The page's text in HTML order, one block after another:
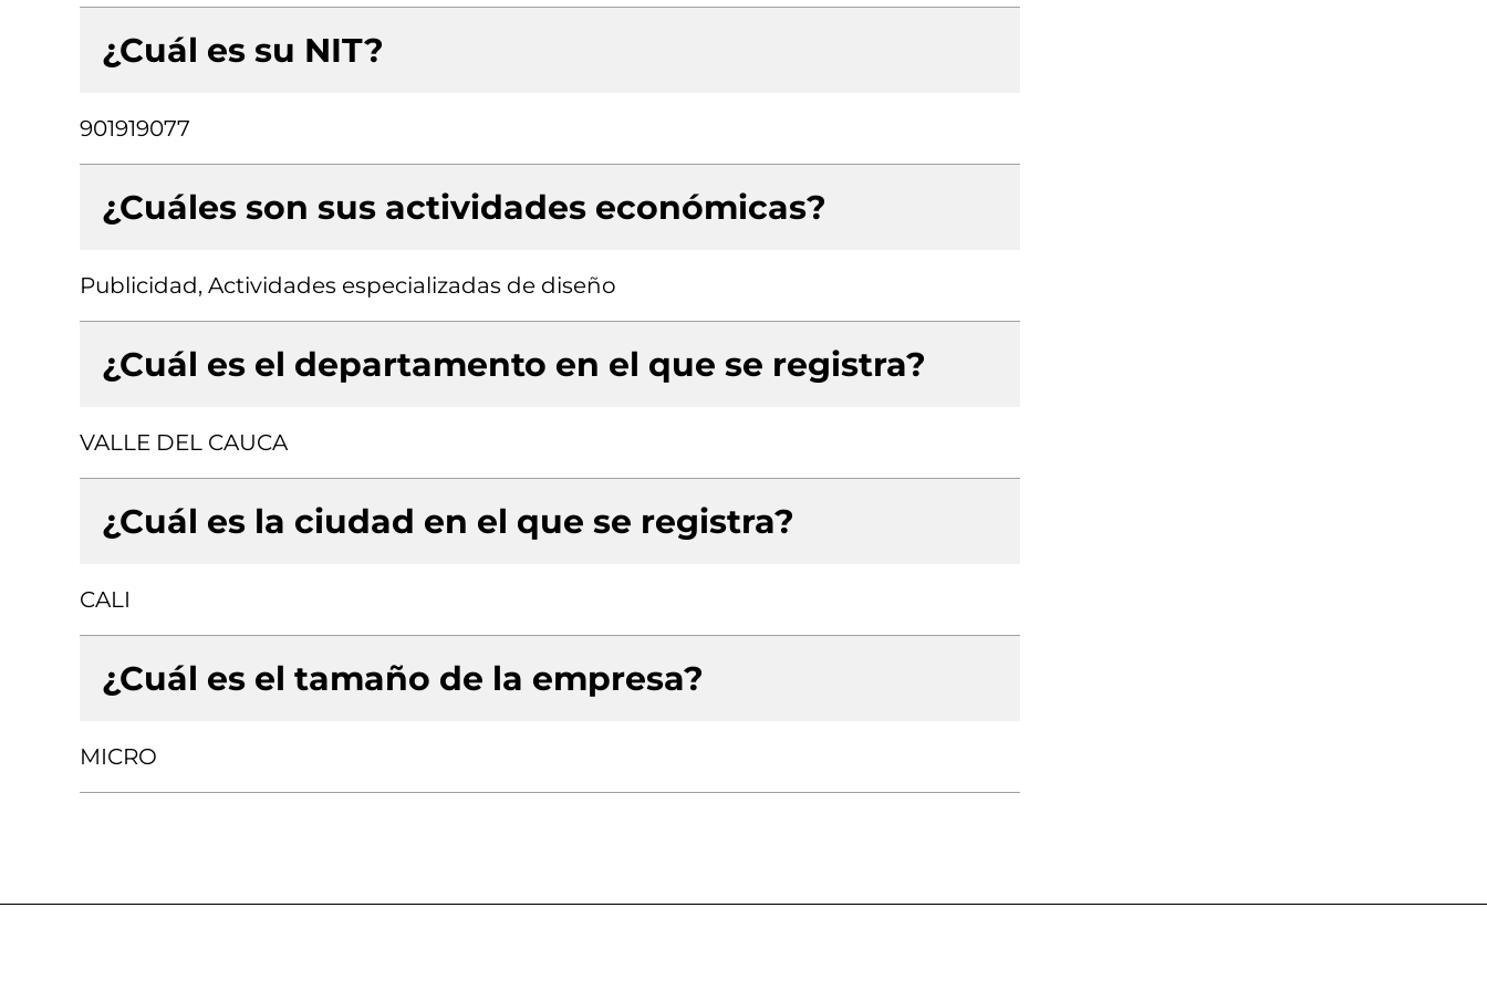
¿Cuál es su NIT?
901919077
¿Cuáles son sus actividades económicas?
Publicidad, Actividades especializadas de diseño
¿Cuál es el departamento en el que se registra?
VALLE DEL CAUCA
¿Cuál es la ciudad en el que se registra?
CALI
¿Cuál es el tamaño de la empresa?
MICRO